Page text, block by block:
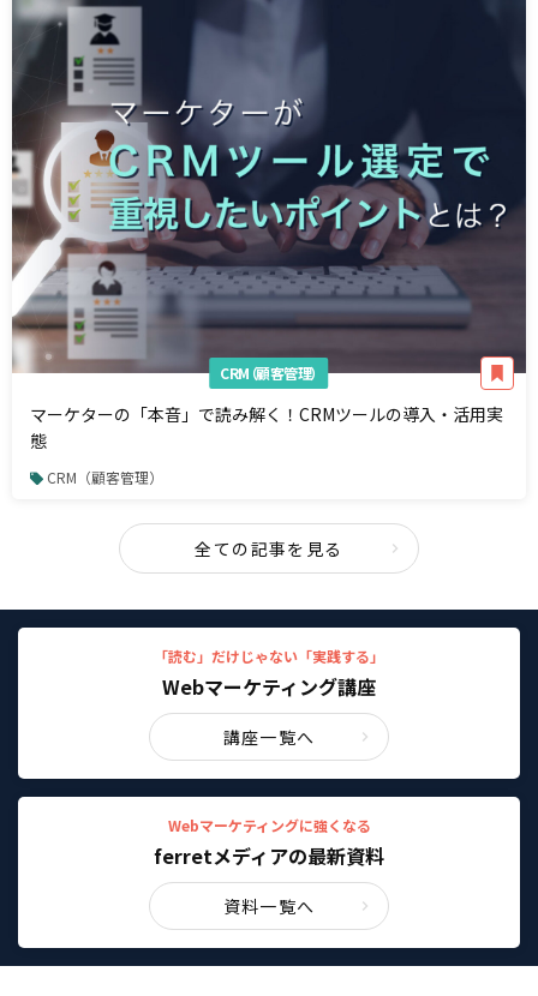
CRM（顧客管理）
マーケターの「本音」で読み解く！CRMツールの導入・活用実
態
CRM（顧客管理）
全ての記事を見る
「読む」だけじゃない「実践する」
Webマーケティング講座
講座一覧へ
Webマーケティングに強くなる
ferretメディアの最新資料
資料一覧へ